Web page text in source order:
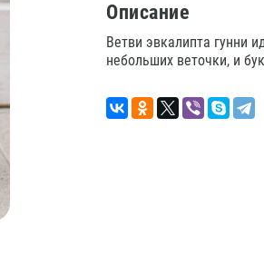
Описание
Ветви эвкалипта гунни
небольших веточки, и